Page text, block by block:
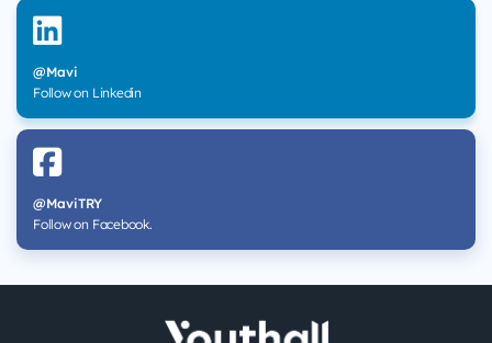
@Mavi
Follow on Linkedin
@MaviTRY
Follow on Facebook.